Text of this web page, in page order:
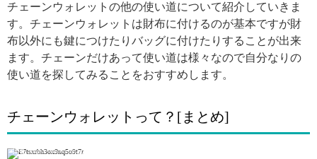
チェーンウォレットの他の使い道について紹介していきま
す。チェーンウォレットは財布に付けるのが基本ですが財
布以外にも鍵につけたりバッグに付けたりすることが出来
ます。チェーンだけあって使い道は様々なので自分なりの
使い道を探してみることをおすすめします。
チェーンウォレットって？[まとめ]
引用: https://www.instagram.com/p/Bh06n3ghB41/